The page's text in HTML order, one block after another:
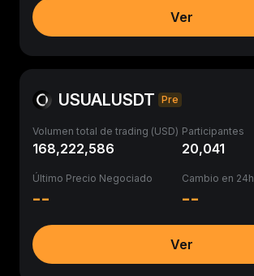
Ver
USUALUSDT Pre
Volumen total de trading (USD)
168,222,586
Participantes
20,041
Último Precio Negociado
--
Cambio en 24h
--
Ver